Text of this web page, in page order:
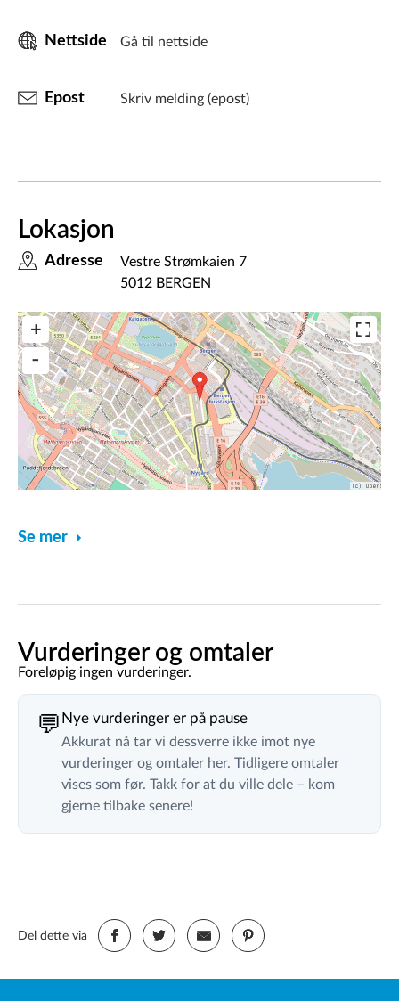
Nettside Gå til nettside
Epost Skriv melding (epost)
Lokasjon
Adresse
Vestre Strømkaien 7
5012 BERGEN
Se mer
Vurderinger og omtaler
Foreløpig ingen vurderinger.
💬 Nye vurderinger er på pause
Akkurat nå tar vi dessverre ikke imot nye
vurderinger og omtaler her. Tidligere omtaler
vises som før. Takk for at du ville dele – kom
gjerne tilbake senere!
Del dette via